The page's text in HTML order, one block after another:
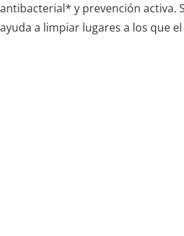
antibacterial* y prevención activa.
ayuda a limpiar lugares a los que